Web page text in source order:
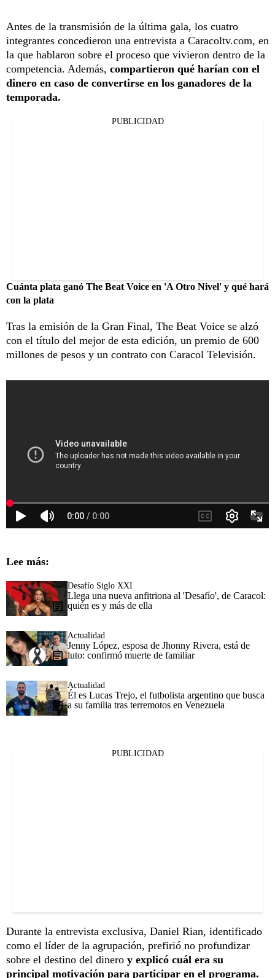
Antes de la transmisión de la última gala, los cuatro
integrantes concedieron una entrevista a Caracoltv.com, en
la que hablaron sobre el proceso que vivieron dentro de la
competencia. Además, compartieron qué harían con el
dinero en caso de convertirse en los ganadores de la
temporada.
PUBLICIDAD
Cuánta plata ganó The Beat Voice en 'A Otro Nivel' y qué hará
con la plata
Tras la emisión de la Gran Final, The Beat Voice se alzó
con el título del mejor de esta edición, un premio de 600
millones de pesos y un contrato con Caracol Televisión.
Lee más:
Desafío Siglo XXI
Llega una nueva anfitriona al 'Desafío', de Caracol:
quién es y más de ella
Actualidad
Jenny López, esposa de Jhonny Rivera, está de
luto: confirmó muerte de familiar
Actualidad
Él es Lucas Trejo, el futbolista argentino que busca
a su familia tras terremotos en Venezuela
PUBLICIDAD
Durante la entrevista exclusiva, Daniel Rian, identificado
como el líder de la agrupación, prefirió no profundizar
sobre el destino del dinero y explicó cuál era su
principal motivación para participar en el programa.